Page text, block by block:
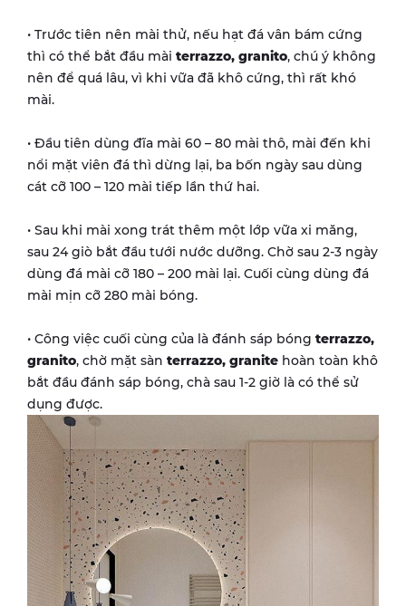
• Trước tiên nên mài thử, nếu hạt đá vân bám cứng
thì có thể bắt đầu mài terrazzo, granito, chú ý không
nên để quá lâu, vì khi vữa đã khô cứng, thì rất khó
mài.
• Đầu tiên dùng đĩa mài 60 – 80 mài thô, mài đến khi
nổi mặt viên đá thì dừng lại, ba bốn ngày sau dùng
cát cỡ 100 – 120 mài tiếp lần thứ hai.
• Sau khi mài xong trát thêm một lớp vữa xi măng,
sau 24 giò bắt đầu tưới nước dưỡng. Chờ sau 2-3 ngày
dùng đá mài cỡ 180 – 200 mài lại. Cuối cùng dùng đá
mài mịn cỡ 280 mài bóng.
• Công việc cuối cùng của là đánh sáp bóng terrazzo,
granito, chờ mặt sàn terrazzo, granite hoàn toàn khô
bắt đầu đánh sáp bóng, chà sau 1-2 giờ là có thể sử
dụng được.